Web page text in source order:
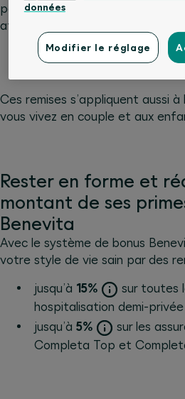
permet de bénéficier de remises
attrayantes:
8%sur toutes les
Ces remises s’appliquent aussi
vous vivez en couple et aux
Rester en forme et
montant de ses
Benevita
Avec le système de bonus
votre style de vie sain par des
jusqu’à 15%
sur toutes
hospitalisation demi-
jusqu’à 5%
sur les
Completa Top et
données
Modifier le réglage